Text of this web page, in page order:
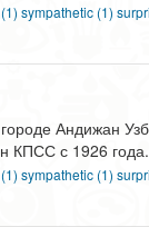
sympathetic (1)
Андижан
с 1926
sympathetic (1)